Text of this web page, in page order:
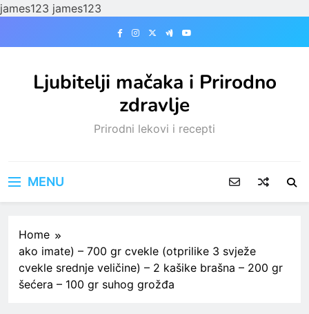
james123 james123
Ljubitelji mačaka i Prirodno
zdravlje
Prirodni lekovi i recepti
MENU
Home
ako imate) – 700 gr cvekle (otprilike 3 svježe
cvekle srednje veličine) – 2 kašike brašna – 200 gr
šećera – 100 gr suhog grožđa